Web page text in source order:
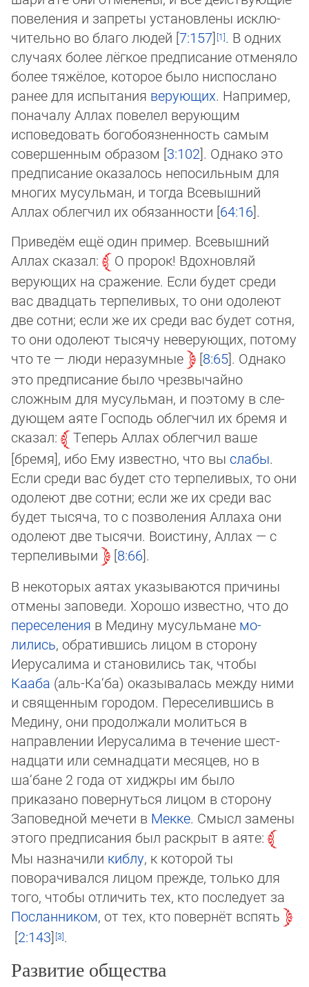
повеления и запреты установлены исклю­
чительно во благо людей [7:157]
. В одних
случаях более лёгкое предписание отменяло
более тяжёлое, которое было ниспослано
ранее для испытания верующих. Например,
поначалу Аллах повелел верующим
исповедовать бо­го­боязненность самым
совершенным образом [3:102]. Однако это
предписание оказалось непосильным для
многих му­суль­ман, и тогда Всевышний
Аллах облегчил их обязанности [64:16].
Приведём ещё один пример. Всевышний
Аллах сказал:
О пророк! Вдохновляй
верующих на сражение. Если будет среди
вас двадцать терпеливых, то они одолеют
две сотни; если же их среди вас будет сотня,
то они одолеют тысячу неверующих, по­то­му
что те — люди неразумные
8:65 . Однако
это предписание было чрезвычайно
сложным для мусульман, и поэтому в сле­
дующем аяте Господь облегчил их бремя и
сказал:
Теперь Аллах облегчил ваше
[бремя], ибо Ему известно, что вы сла­бы.
Если среди вас будет сто терпеливых, то они
одолеют две сотни; если же их среди вас
будет тысяча, то с позволения Ал­ла­ха они
одолеют две тысячи. Воистину, Аллах — с
терпеливыми
8:66 .
В некоторых аятах указываются причины
отмены заповеди. Хорошо извест­но, что до
переселения в Медину мусульмане мо­
лились, обра­тившись лицом в сторону
Иерусалима и становились так, чтобы
Кааба (аль-Ка‘ба) оказывалась между ними
и священным городом. Пере­селившись в
Медину, они продол­жали молиться в
направлении Иеруса­лима в течение шест­
над­цати или сем­над­цати месяцев, но в
ша‘бане 2 года от хиджры им было
приказано повер­нуться лицом в сторону
Запо­ведной мечети в Мекке. Смысл замены
этого предписания был раскрыт в аяте:
Мы назначили киблу, к которой ты
поворачивался лицом прежде, только для
того, чтобы отличить тех, кто последует за
Посланником, от тех, кто повернёт вспять
2:143
.
Развитие общества